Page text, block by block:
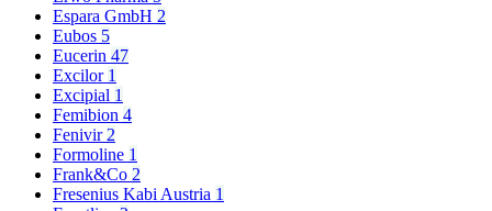
Espara GmbH 2
Eubos 5
Eucerin 47
Excilor 1
Excipial 1
Femibion 4
Fenivir 2
Formoline 1
Frank&Co 2
Fresenius Kabi Austria 1